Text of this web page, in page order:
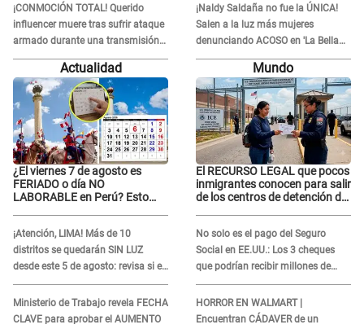
¡CONMOCIÓN TOTAL! Querido
influencer muere tras sufrir ataque
armado durante una transmisión
en vivo
pasaba"
¡Naldy Saldaña no fue la ÚNICA!
Salen a la luz más mujeres
denunciando ACOSO en 'La Bella
Luz' por parte de director
Actualidad
¿El viernes 7 de agosto es
FERIADO o día NO
LABORABLE en Perú? Esto
¡Atención, LIMA! Más de 10
distritos se quedarán SIN LUZ
desde este 5 de agosto: revisa si el
tuyo está en la lista
Ministerio de Trabajo revela FECHA
CLAVE para aprobar el AUMENTO
Mundo
El RECURSO LEGAL que pocos
inmigrantes conocen para salir
de los centros de detención del
No solo es el pago del Seguro
Social en EE.UU.: Los 3 cheques
que podrían recibir millones de
personas en agosto
HORROR EN WALMART |
Encuentran CÁDAVER de un